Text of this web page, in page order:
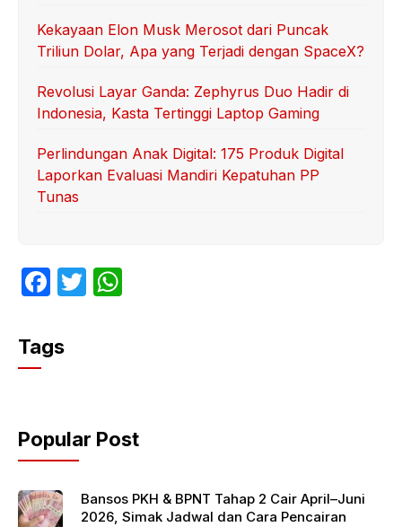
Kekayaan Elon Musk Merosot dari Puncak
Triliun Dolar, Apa yang Terjadi dengan SpaceX?
Revolusi Layar Ganda: Zephyrus Duo Hadir di
Indonesia, Kasta Tertinggi Laptop Gaming
Perlindungan Anak Digital: 175 Produk Digital
Laporkan Evaluasi Mandiri Kepatuhan PP
Tunas
F
c
e
o
o
k
T
p
p
Tags
Popular Post
Bansos PKH & BPNT Tahap 2 Cair April–Juni
2026, Simak Jadwal dan Cara Pencairan